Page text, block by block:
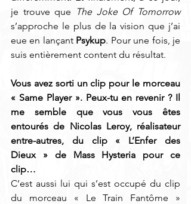
je trouve que
The Joke Of Tomorrow
s’approche le plus de la vision que j’ai
eue en lançant Psykup. Pour une fois, je
suis entièrement content du résultat.
Vous avez sorti un clip pour le morceau
« Same Player ». Peux-tu en revenir ? Il
me semble que vous vous êtes
entourés de Nicolas Leroy, réalisateur
entre-autres, du clip « L’Enfer des
Dieux » de Mass Hysteria pour ce
clip…
C’est aussi lui qui s’est occupé du clip
du morceau « Le Train Fantôme »